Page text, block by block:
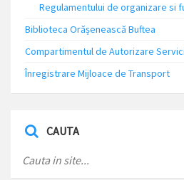
Regulamentului de organizare si
Biblioteca Orășenească Buftea
Compartimentul de Autorizare
Înregistrare Mijloace de Transport
CAUTA